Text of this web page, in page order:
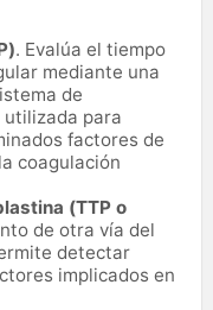
. Evalúa el tiempo
mediante una
de
utilizada para
factores de
coagulación
(TTP o
de otra vía del
detectar
implicados en